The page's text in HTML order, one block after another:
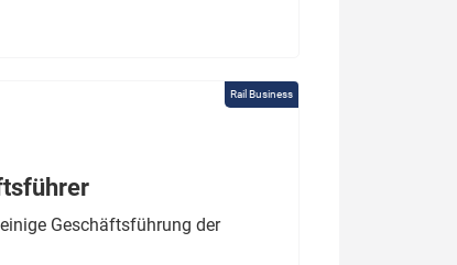
Rail Business
Geschäftsführung der